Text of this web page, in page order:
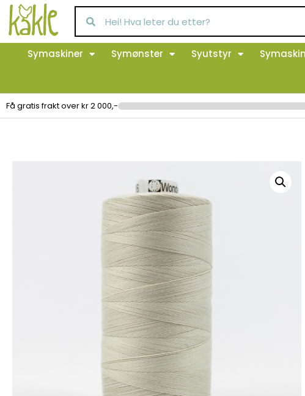
Symaskiner Symønster Syutstyr
Få gratis frakt over kr 2 000,-